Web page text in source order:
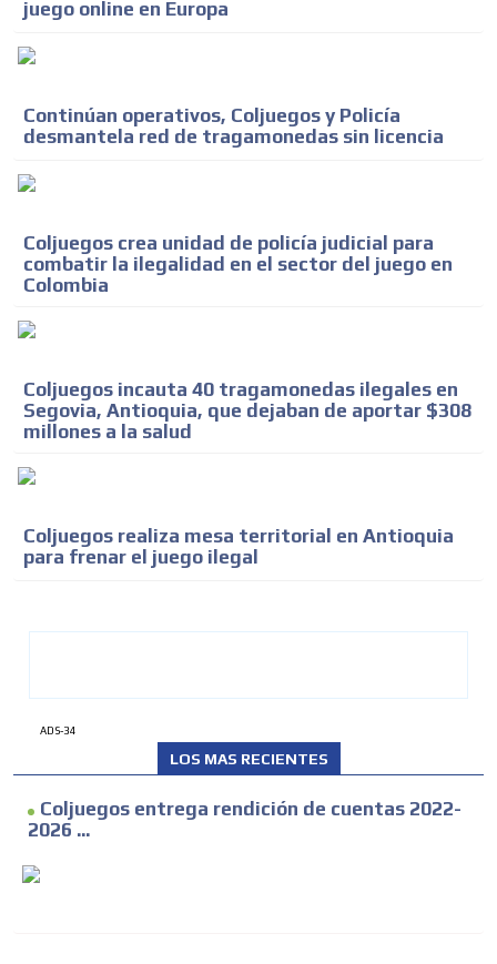
juego online en Europa
Continúan operativos, Coljuegos y Policía
desmantela red de tragamonedas sin licencia
Coljuegos crea unidad de policía judicial para
combatir la ilegalidad en el sector del juego en
Colombia
Coljuegos incauta 40 tragamonedas ilegales en
Segovia, Antioquia, que dejaban de aportar $308
millones a la salud
Coljuegos realiza mesa territorial en Antioquia
para frenar el juego ilegal
ADS-34
LOS MAS RECIENTES
Coljuegos entrega rendición de cuentas 2022-
2026 ...